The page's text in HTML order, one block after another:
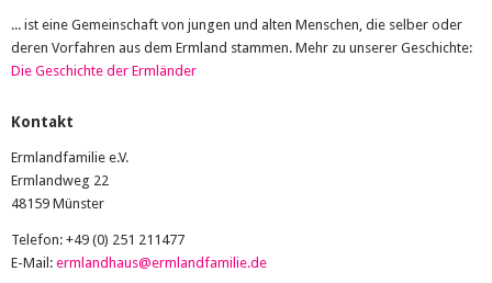
... ist eine Gemeinschaft von jungen und alten Menschen, die selber oder
deren Vorfahren aus dem Ermland stammen. Mehr zu unserer Geschichte:
Die Geschichte der Ermländer
Kontakt
Ermlandfamilie e.V.
Ermlandweg 22
48159 Münster
Telefon: +49 (0) 251 211477
E-Mail: ermlandhaus@ermlandfamilie.de